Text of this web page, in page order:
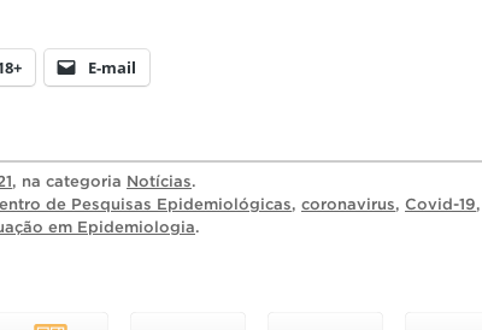
E-mail
, na categoria Notícias.
de Pesquisas Epidemiológicas, coronavirus, Covid-19,
em Epidemiologia.